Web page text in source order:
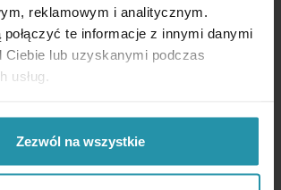
reklamowym i analitycznym.
te informacje z innymi danymi
Ciebie lub uzyskanymi podczas
usług.
Zezwól na wszystkie
TOVÁBBI
mágneses tér a középső0,85 [T] (8500 [Gs]) +/-
5%